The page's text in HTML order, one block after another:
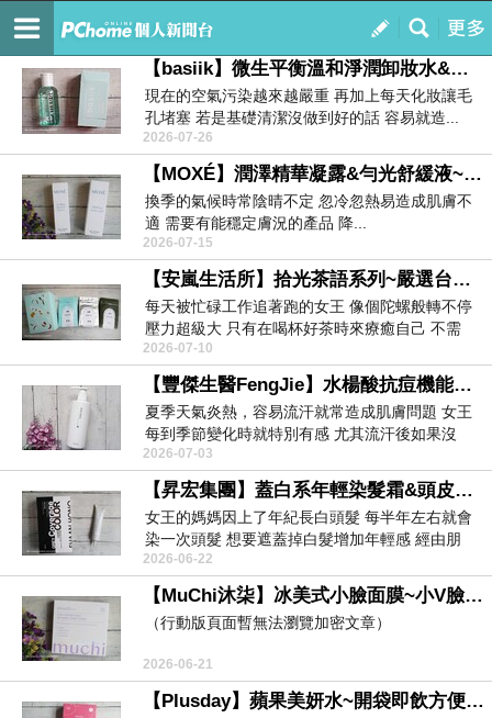
我的
訂閱
女王的美妝保養殿堂
【basiik】微生平衡溫和淨潤卸妝水&微生平衡疊疊樂純植化妝棉~溫和卸妝推薦 清潔即養膚 讓卸妝成為日常療癒時光
現在的空氣污染越來越嚴重 再加上每天化妝讓毛
孔堵塞 若是基礎清潔沒做到好的話 容易就造...
2026-07-26
【MOXÉ】潤澤精華凝露&勻光舒緩液~穩定膚況的日常保養 讓肌膚找回自己的節奏
換季的氣候時常陰晴不定 忽冷忽熱易造成肌膚不
適 需要有能穩定膚況的產品 降...
2026-07-15
【安嵐生活所】拾光茶語系列~嚴選台灣在地茶葉採摘烘焙 把茶變成一天裡的日常療癒儀式
每天被忙碌工作追著跑的女王 像個陀螺般轉不停
壓力超級大 只有在喝杯好茶時來療癒自己 不需
要...
2026-07-10
【豐傑生醫FengJie】水楊酸抗痘機能沐浴露-經典原香~溫和清潔調理肌膚 輕鬆享受洗沐時光
夏季天氣炎熱，容易流汗就常造成肌膚問題 女王
每到季節變化時就特別有感 尤其流汗後如果沒
有...
2026-07-03
【昇宏集團】蓋白系年輕染髮霜&頭皮染燙隔離舒敏精華~溫和草本染髮推薦 居家DIY染髮推薦 遮蓋白髮在居家也能輕鬆玩色
女王的媽媽因上了年紀長白頭髮 每半年左右就會
染一次頭髮 想要遮蓋掉白髮增加年輕感 經由朋
友...
2026-06-22
【MuChi沐柒】冰美式小臉面膜~小V臉面膜推薦 妝前保養面膜推薦 敷的音波面膜 讓精緻感直接UP
（行動版頁面暫無法瀏覽加密文章）
2026-06-21
【Plusday】蘋果美妍水~開袋即飲方便又省時 日常飲用養出迷人自信的小蘋果